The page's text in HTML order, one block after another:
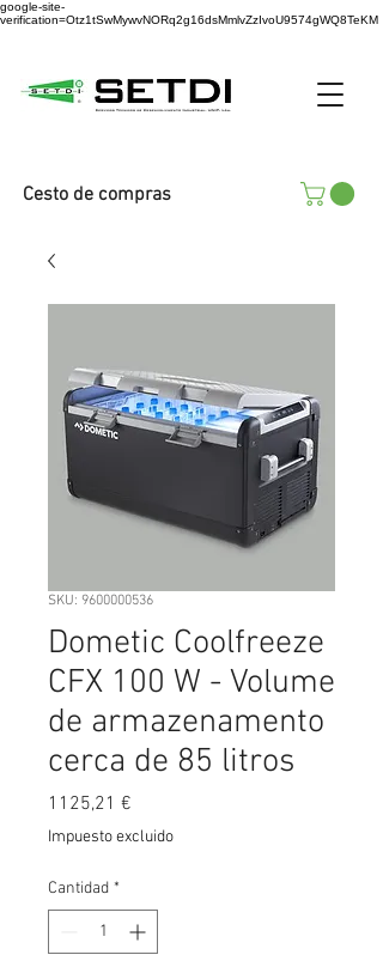
google-site-
verification=Otz1tSwMywvNORq2g16dsMmlvZzIvoU9574gWQ8TeKM
Cesto de compras
SKU: 9600000536
Dometic Coolfreeze
CFX 100 W - Volume
de armazenamento
cerca de 85 litros
1125,21 €
Impuesto excluido
Cantidad *